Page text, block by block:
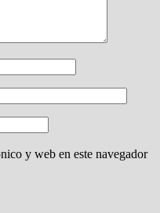
y web en este navegador